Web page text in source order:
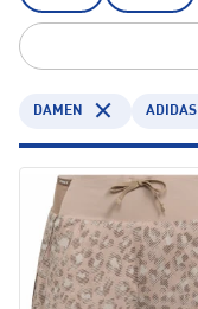
DAMEN ADIDAS